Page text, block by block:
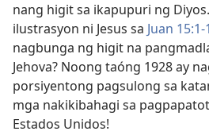
nang higit sa ikapupuri ng
ilustrasyon ni Jesus sa Juan 15:1-
nagbunga ng higit na
Jehova? Noong taóng 1928 ay
porsiyentong pagsulong sa
mga nakikibahagi sa
Estados Unidos!